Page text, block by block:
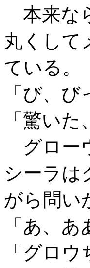
本来な
丸くして
ている。
「び、
「驚い
グロー
シーラは
がら問い
「あ、
「グロ